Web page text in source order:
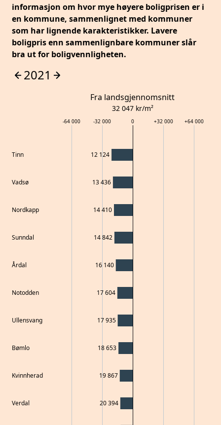
informasjon om hvor mye høyere boligprisen er i
en kommune, sammenlignet med kommuner
som har lignende karakteristikker. Lavere
boligpris enn sammenlignbare kommuner slår
bra ut for boligvennligheten.
2021
Tinn
Vadsø
Nordkapp
Sunndal
Årdal
Notodden
Ullensvang
Bømlo
Kvinnherad
Verdal
Fra landsgjennomsnitt
32 047 kr/m²
-64 000 -32 000 0 +32 000 +64 000
12 124
13 436
14 410
14 842
16 140
17 604
17 935
18 653
19 867
20 394